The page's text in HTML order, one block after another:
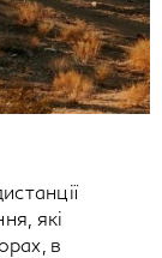
які
в